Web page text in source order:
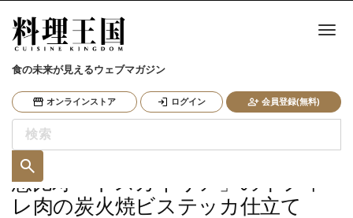
食の未来が見えるウェブマガジン
オンラインストア ログイン 会員登録(無料)
ナ
恵比寿「トスカネリア」の牛フィ
レ肉の炭火焼ビステッカ仕立て